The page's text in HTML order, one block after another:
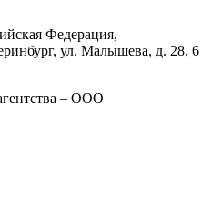
Федерация,
, ул. Малышева, д. 28, 6
– ООО